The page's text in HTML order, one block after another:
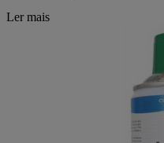
Ler mais